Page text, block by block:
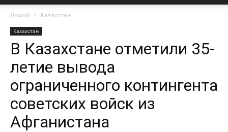
Домой Казахстан
Казахстан
В Казахстане отметили 35-
летие вывода
ограниченного контингента
советских войск из
Афганистана